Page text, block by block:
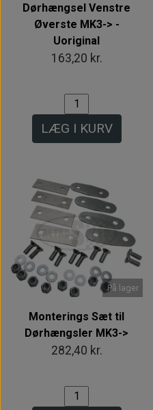
Dørhængsel Venstre
Øverste MK3-> -
Uoriginal
163,20 kr.
LÆG I KURV
På lager
Monterings Sæt til
Dørhængsler MK3->
282,40 kr.